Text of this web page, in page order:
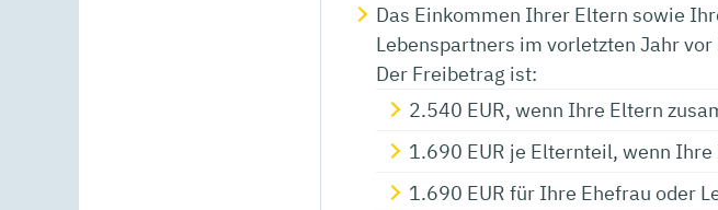
Das Einkommen Ihrer Eltern sowie
Lebenspartners im vorletzten Jahr
Der Freibetrag ist:
2.540 EUR, wenn Ihre Eltern
1.690 EUR je Elternteil, wenn
1.690 EUR für Ihre Ehefrau oder